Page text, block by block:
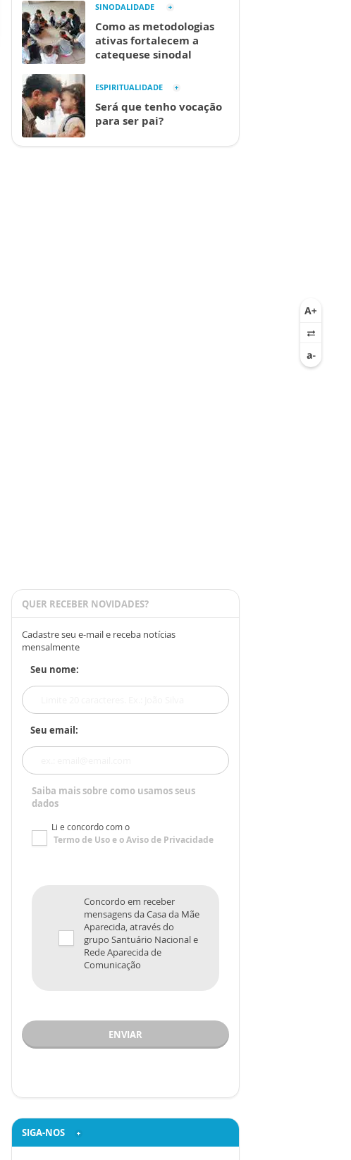
SINODALIDADE
Como as metodologias
ativas fortalecem a
catequese sinodal
ESPIRITUALIDADE
Será que tenho vocação
para ser pai?
QUER RECEBER NOVIDADES?
Cadastre seu e-mail e receba notícias
mensalmente
Seu nome:
Seu email:
Saiba mais sobre como usamos seus
dados
Li e concordo com o
Termo de Usoe oAviso de Privacidade
Concordo em receber
mensagens da Casa da Mãe
Aparecida, através do
grupo Santuário Nacional e
Rede Aparecida de
Comunicação
ENVIAR
SIGA-NOS